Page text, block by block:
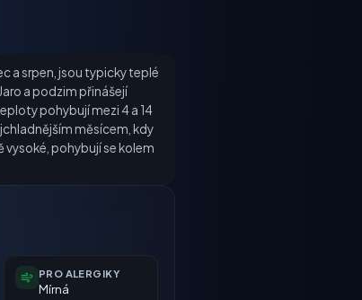
a srpen, jsou typicky teplé
a podzim přinášejí
pohybují mezi 4 a 14
měsícem, kdy
vysoké, pohybují se kolem
PRO ALERGIKY
Mírná